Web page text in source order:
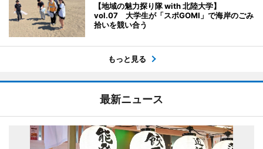
【地域の魅力探り隊 with 北陸大学】
vol.07 大学生が「スポGOMI」で海岸のごみ
拾いを競い合う
もっと見る
最新ニュース